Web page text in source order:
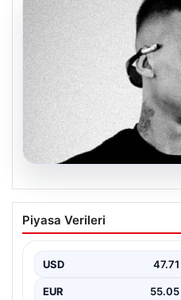
06.08.2026
Klibinde silah
Keskin ile 3 şüpheli
Piyasa Verileri
USD 47.71
EUR 55.05